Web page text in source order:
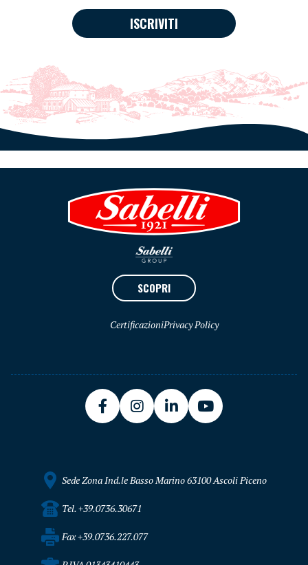
ISCRIVITI
SCOPRI
CertificazioniPrivacy Policy
Sede Zona Ind.le Basso Marino 63100 Ascoli Piceno
Tel. +39.0736.30671
Fax +39.0736.227.077